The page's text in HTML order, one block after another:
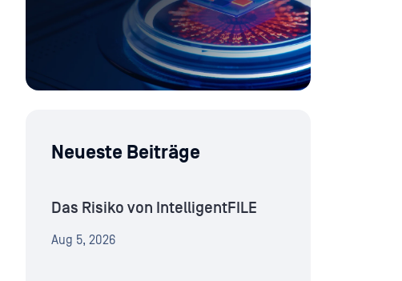
Neueste Beiträge
Das Risiko von IntelligentFILE
Aug 5, 2026